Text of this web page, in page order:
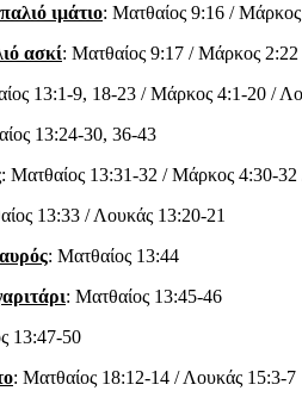
ιμάτιο: Ματθαίος 9:16 /
ασκί: Ματθαίος 9:17 / Μάρκος
13:1-9, 18-23 / Μάρκος 4:1-20 /
13:24-30, 36-43
Ματθαίος 13:31-32 / Μάρκος 4:30-
13:33 / Λουκάς 13:20-21
: Ματθαίος 13:44
: Ματθαίος 13:45-46
13:47-50
: Ματθαίος 18:12-14 / Λουκάς 15:3-7